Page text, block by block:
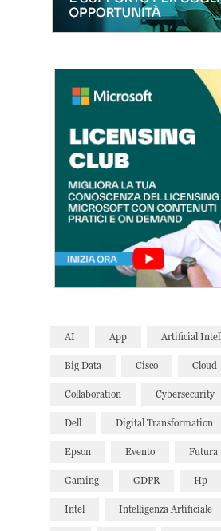
AI App Artificial
Big Data Cisco Cloud
Collaboration Cybersecurity
Dell Digital Transformation
Epson Evento Futura
Gaming GDPR Hp
Intel Intelligenza Artificiale